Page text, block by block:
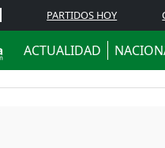
PARTIDOS HOY
ACTUALIDAD